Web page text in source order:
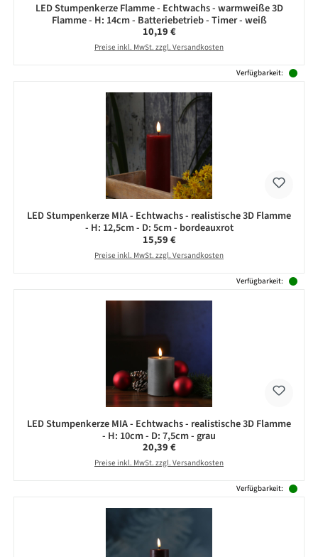
LED Stumpenkerze Flamme - Echtwachs - warmweiße 3D
Flamme - H: 14cm - Batteriebetrieb - Timer - weiß
Regulärer Preis:
10,19 €
Preise inkl. MwSt. zzgl. Versandkosten
Verfügbarkeit:
LED Stumpenkerze MIA - Echtwachs - realistische 3D Flamme
- H: 12,5cm - D: 5cm - bordeauxrot
Regulärer Preis:
15,59 €
Preise inkl. MwSt. zzgl. Versandkosten
Verfügbarkeit:
LED Stumpenkerze MIA - Echtwachs - realistische 3D Flamme
- H: 10cm - D: 7,5cm - grau
Regulärer Preis:
20,39 €
Preise inkl. MwSt. zzgl. Versandkosten
Verfügbarkeit: